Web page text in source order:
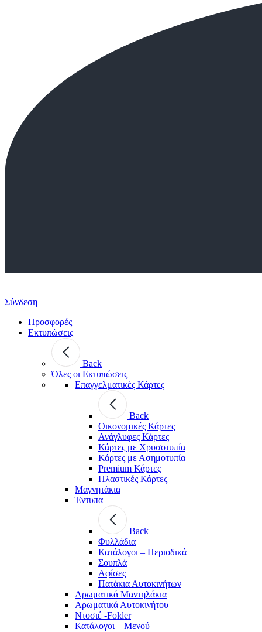
Σύνδεση
Προσφορές
Εκτυπώσεις
Back
Όλες οι Εκτυπώσεις
Επαγγελματικές Κάρτες
Back
Οικονομικές Κάρτες
Ανάγλυφες Κάρτες
Κάρτες με Χρυσοτυπία
Κάρτες με Ασημοτυπία
Premium Κάρτες
Πλαστικές Κάρτες
Μαγνητάκια
Έντυπα
Back
Φυλλάδια
Κατάλογοι – Περιοδικά
Σουπλά
Αφίσες
Πατάκια Αυτοκινήτων
Αρωματικά Μαντηλάκια
Αρωματικά Αυτοκινήτου
Ντοσιέ -Folder
Κατάλογοι – Μενού